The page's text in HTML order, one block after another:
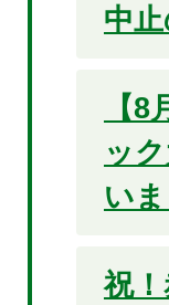
中止
【
ッ
い
祝